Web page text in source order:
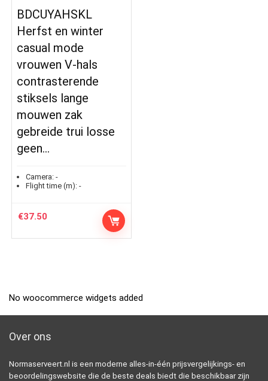
BDCUYAHSKL
Herfst en winter
casual mode
vrouwen V-hals
contrasterende
stiksels lange
mouwen zak
gebreide trui losse
geen…
Camera: -
Flight time (m): -
€37.50
No woocommerce widgets added
Over ons
Normaserveert.nl is een moderne alles-in-één prijsvergelijkings- en
beoordelingswebsite die de beste deals biedt die beschikbaar zijn